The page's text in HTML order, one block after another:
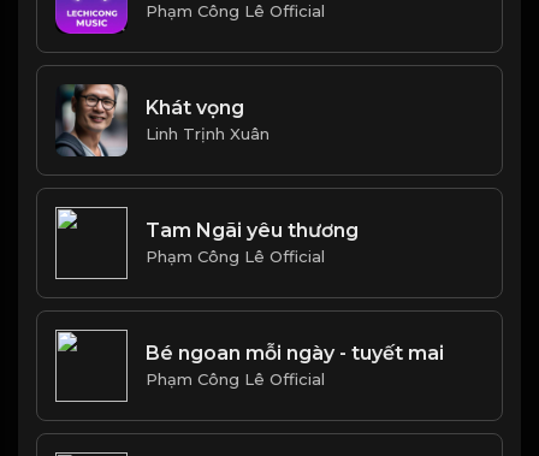
Phạm Công Lê Official
Khát vọng
Linh Trịnh Xuân
Tam Ngãi yêu thương
Phạm Công Lê Official
Bé ngoan mỗi ngày - tuyết mai
Phạm Công Lê Official